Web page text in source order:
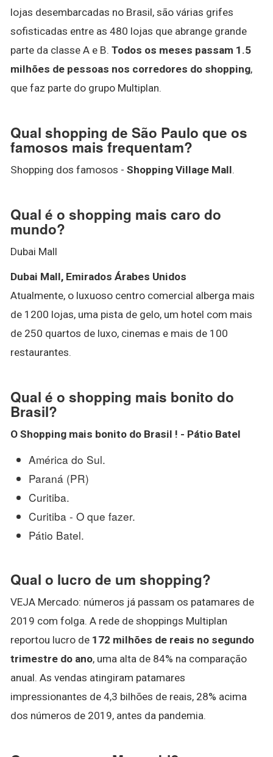
lojas desembarcadas no Brasil, são várias grifes
sofisticadas entre as 480 lojas que abrange grande
parte da classe A e B. Todos os meses passam 1.5
milhões de pessoas nos corredores do shopping,
que faz parte do grupo Multiplan.
Qual shopping de São Paulo que os
famosos mais frequentam?
Shopping dos famosos - Shopping Village Mall.
Qual é o shopping mais caro do
mundo?
Dubai Mall
Dubai Mall, Emirados Árabes Unidos
Atualmente, o luxuoso centro comercial alberga mais
de 1200 lojas, uma pista de gelo, um hotel com mais
de 250 quartos de luxo, cinemas e mais de 100
restaurantes.
Qual é o shopping mais bonito do
Brasil?
O Shopping mais bonito do Brasil ! - Pátio Batel
América do Sul.
Paraná (PR)
Curitiba.
Curitiba - O que fazer.
Pátio Batel.
Qual o lucro de um shopping?
VEJA Mercado: números já passam os patamares de
2019 com folga. A rede de shoppings Multiplan
reportou lucro de 172 milhões de reais no segundo
trimestre do ano, uma alta de 84% na comparação
anual. As vendas atingiram patamares
impressionantes de 4,3 bilhões de reais, 28% acima
dos números de 2019, antes da pandemia.